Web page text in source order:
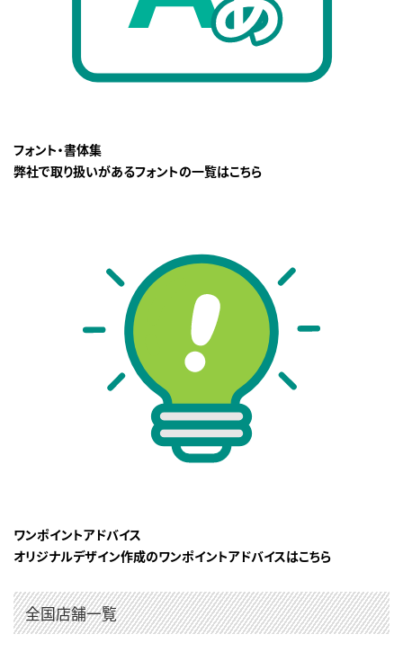
フォント・書体集
弊社で取り扱いがあるフォントの一覧はこちら
ワンポイントアドバイス
オリジナルデザイン作成のワンポイントアドバイスはこちら
全国店舗一覧